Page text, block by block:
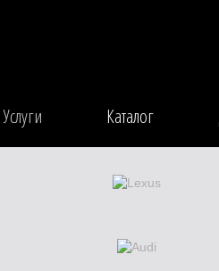
Услуги Каталог